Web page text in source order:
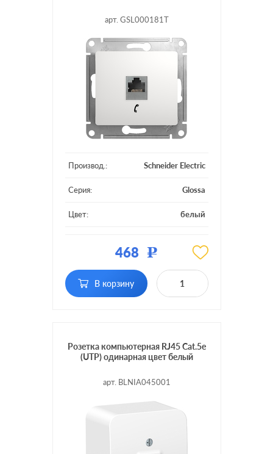
арт. GSL000181T
Производ.: Schneider Electric
Серия: Glossa
Цвет: белый
468 Р
В корзину
Розетка компьютерная RJ45 Cat.5e
(UTP) одинарная цвет белый
арт. BLNIA045001